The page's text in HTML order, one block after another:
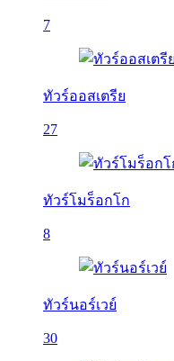
7
ทัวร์ออสเตรีย
27
ทัวร์โมร็อกโก
8
ทัวร์นอร์เวย์
30